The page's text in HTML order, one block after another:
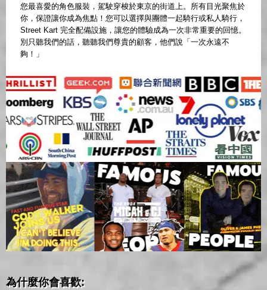
您最喜愛的角色服裝，駕駛穿梭於東京的街道上。所有目光聚焦於
你，保證讓你成為焦點！您可以選擇與團體一起騎行或私人騎行，
Street Kart 完全配備設施，讓您的體驗成為一次非常重要的回憶。
別只聽我們的話，聽聽我們尊貴的顧客，他們說「一次永遠不
夠！」
為什麼你會喜歡: